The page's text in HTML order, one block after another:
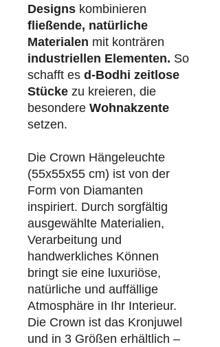
Designs kombinieren
fließende, natürliche
Materialen mit konträren
industriellen Elementen. So
schafft es d-Bodhi zeitlose
Stücke zu kreieren, die
besondere Wohnakzente
setzen.
Die Crown Hängeleuchte
(55x55x55 cm) ist von der
Form von Diamanten
inspiriert. Durch sorgfältig
ausgewählte Materialien,
Verarbeitung und
handwerkliches Können
bringt sie eine luxuriöse,
natürliche und auffällige
Atmosphäre in Ihr Interieur.
Die Crown ist das Kronjuwel
und in 3 Größen erhältlich –